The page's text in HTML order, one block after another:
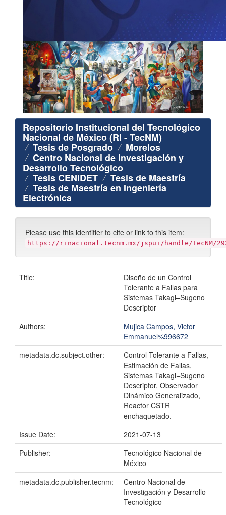
Repositorio Institucional del Tecnológico
Nacional de México (RI - TecNM)
Tesis de Posgrado Morelos
Centro Nacional de Investigación y
Desarrollo Tecnológico
Tesis CENIDET Tesis de Maestría
Tesis de Maestría en Ingeniería
Electrónica
Please use this identifier to cite or link to this item:
https://rinacional.tecnm.mx/jspui/handle/TecNM/
Title:
Diseño de un Control
Tolerante a Fallas para
Sistemas Takagi–Sugeno
Descriptor
Authors:
Mujica Campos, Victor
Emmanuel%996672
metadata.dc.subject.other:
Control Tolerante a Fallas,
Estimación de Fallas,
Sistemas Takagi−Sugeno
Descriptor, Observador
Dinámico Generalizado,
Reactor CSTR
enchaquetado.
Issue Date:
2021-07-13
Publisher:
Tecnológico Nacional de
México
metadata.dc.publisher.tecnm:
Centro Nacional de
Investigación y Desarrollo
Tecnológico